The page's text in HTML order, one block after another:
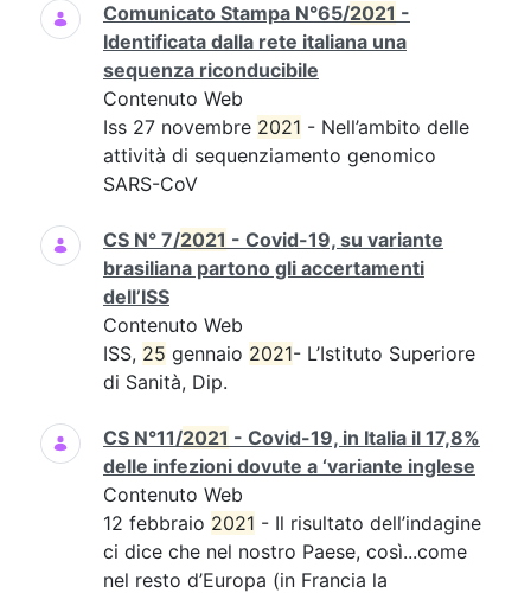
Comunicato Stampa N°65/2021 -
Identificata dalla rete italiana una
sequenza riconducibile
Contenuto Web
Iss 27 novembre 2021 - Nell’ambito delle
attività di sequenziamento genomico
SARS-CoV
CS N° 7/2021 - Covid-19, su variante
brasiliana partono gli accertamenti
dell’ISS
Contenuto Web
ISS, 25 gennaio 2021- L’Istituto Superiore
di Sanità, Dip.
CS N°11/2021 - Covid-19, in Italia il 17,8%
delle infezioni dovute a ‘variante inglese
Contenuto Web
12 febbraio 2021 - Il risultato dell’indagine
ci dice che nel nostro Paese, così...come
nel resto d’Europa (in Francia la